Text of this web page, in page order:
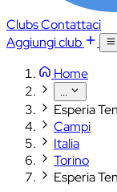
ClubsContattaci
Aggiungi club
Home
...
Esperia
Campi
Italia
Torino
Esperia